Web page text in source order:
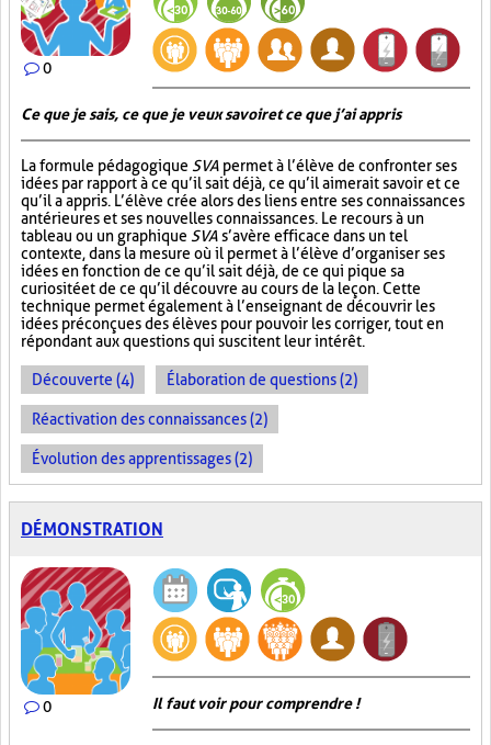
0
Ce que je sais, ce que je veux savoir et ce que j’ai appris
La formule pédagogique SVA permet à l’élève de confronter ses
idées par rapport à ce qu’il sait déjà, ce qu’il aimerait savoir et ce
qu’il a appris. L’élève crée alors des liens entre ses connaissances
antérieures et ses nouvelles connaissances. Le recours à un
tableau ou un graphique SVA s’avère efficace dans un tel
contexte, dans la mesure où il permet à l’élève d’organiser ses
idées en fonction de ce qu’il sait déjà, de ce qui pique sa
curiosité et de ce qu’il découvre au cours de la leçon. Cette
technique permet également à l’enseignant de découvrir les
idées préconçues des élèves pour pouvoir les corriger, tout en
répondant aux questions qui suscitent leur intérêt.
Découverte (4) Élaboration de questions (2)
Réactivation des connaissances (2)
Évolution des apprentissages (2)
DÉMONSTRATION
0 Il faut voir pour comprendre !